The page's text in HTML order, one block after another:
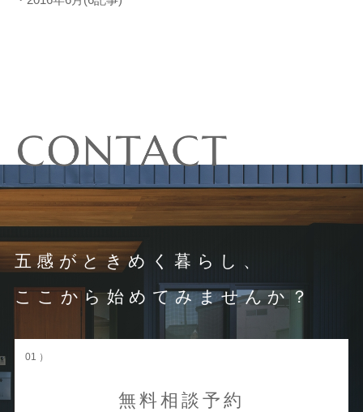
五感がときめく暮らし、
ここから始めてみませんか？
01 ）
無料相談予約